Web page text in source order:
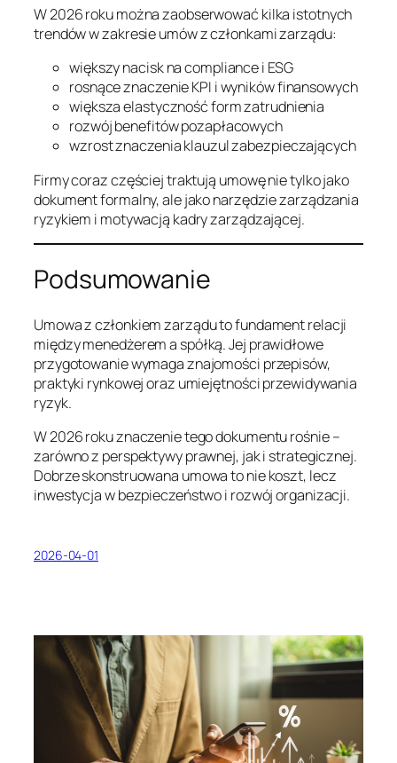
W 2026 roku można zaobserwować kilka istotnych
trendów w zakresie umów z członkami zarządu:
większy nacisk na compliance i ESG
rosnące znaczenie KPI i wyników finansowych
większa elastyczność form zatrudnienia
rozwój benefitów pozapłacowych
wzrost znaczenia klauzul zabezpieczających
Firmy coraz częściej traktują umowę nie tylko jako
dokument formalny, ale jako narzędzie zarządzania
ryzykiem i motywacją kadry zarządzającej.
Podsumowanie
Umowa z członkiem zarządu to fundament relacji
między menedżerem a spółką. Jej prawidłowe
przygotowanie wymaga znajomości przepisów,
praktyki rynkowej oraz umiejętności przewidywania
ryzyk.
W 2026 roku znaczenie tego dokumentu rośnie –
zarówno z perspektywy prawnej, jak i strategicznej.
Dobrze skonstruowana umowa to nie koszt, lecz
inwestycja w bezpieczeństwo i rozwój organizacji.
2026-04-01